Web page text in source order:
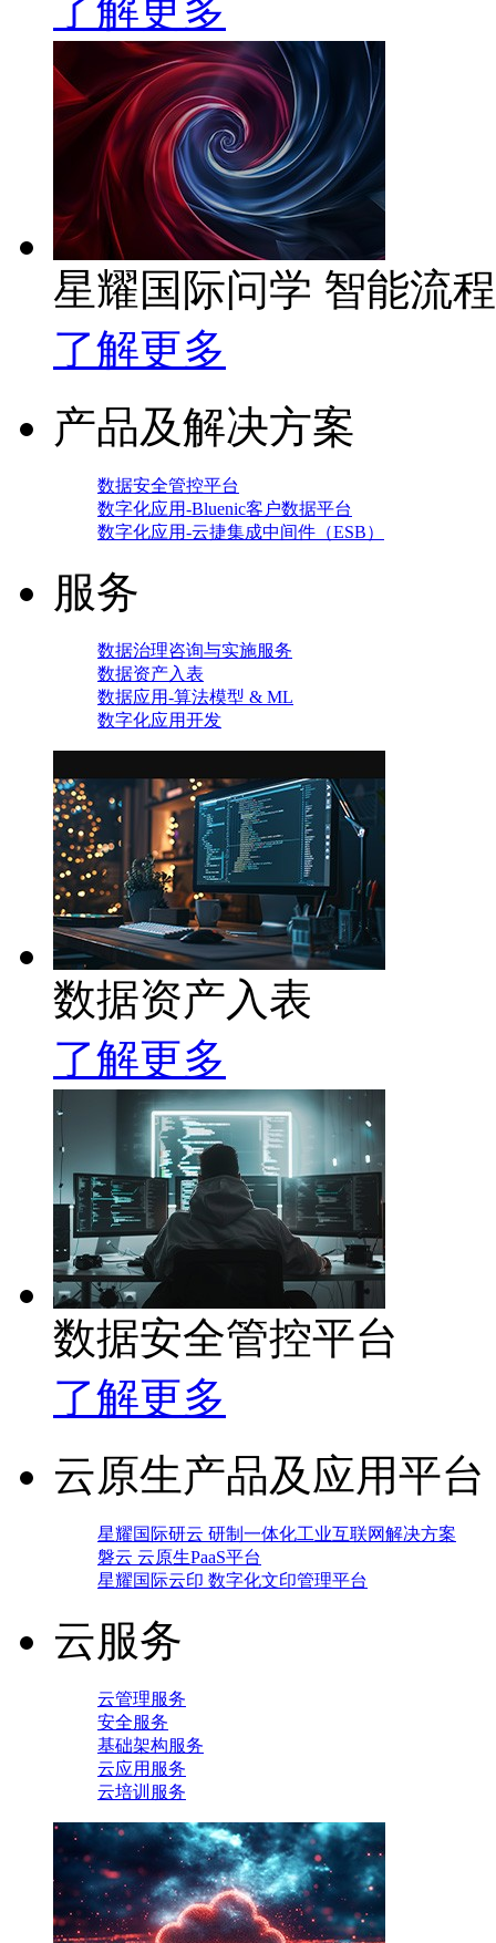
了解更多
星耀国际问学 智能流
了解更多
产品及解决方案
数据安全管控平台
数字化应用-Bluenic客户数据平台
数字化应用-云捷集成中间件（ESB）
服务
数据治理咨询与实施服务
数据资产入表
数据应用-算法模型 & ML
数字化应用开发
数据资产入表
了解更多
数据安全管控平台
了解更多
云原生产品及应用平台
星耀国际研云 研制一体化工业互联网解决方案
磐云 云原生PaaS平台
星耀国际云印 数字化文印管理平台
云服务
云管理服务
安全服务
基础架构服务
云应用服务
云培训服务